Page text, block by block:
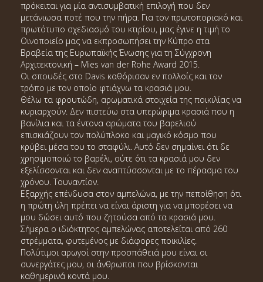
πρόκειται για μία αντισυμβατική επιλογή που δεν
μετάνιωσα ποτέ που την πήρα. Για τον πρωτοποριακό και
πρωτότυπο σχεδιασμό του κτιρίου, μας έγινε η τιμή το
Οινοποιείο μας να εκπροσωπήσει την Κύπρο στα
Βραβεία της Ευρωπαϊκής Ένωσης για τη Σύγχρονη
Αρχιτεκτονική – Mies van der Rohe Award 2015.
Οι σπουδές στο Davis καθόρισαν εν πολλοίς και τον
τρόπο με τον οποίο φτιάχνω τα κρασιά μου.
Θέλω τα φρουτώδη, αρωματικά στοιχεία της ποικιλίας να
κυριαρχούν. Δεν πιστεύω στα υπερώριμα κρασιά που η
βανίλια και τα έντονα αρώματα του βαρελιού
επισκιάζουν τον πολύπλοκο και μαγικό κόσμο που
κρύβει μέσα του το σταφύλι. Αυτό δεν σημαίνει ότι δε
χρησιμοποιώ το βαρέλι, ούτε ότι τα κρασιά μου δεν
εξελίσσονται και δεν αναπτύσσονται με το πέρασμα του
χρόνου. Τουναντίον.
Εξαρχής επένδυσα στον αμπελώνα, με την πεποίθηση ότι
η πρώτη ύλη πρέπει να είναι άριστη για να μπορέσει να
μου δώσει αυτό που ζητούσα από τα κρασιά μου.
Σήμερα ο ιδιόκτητος αμπελώνας αποτελείται από 260
στρέμματα, φυτεμένος με διάφορες ποικιλίες.
Πολύτιμοι αρωγοί στην προσπάθειά μου είναι οι
συνεργάτες μου, οι άνθρωποι που βρίσκονται
καθημερινά κοντά μου.